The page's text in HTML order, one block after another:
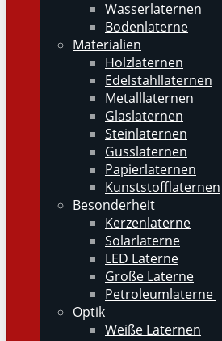
Wasserlaternen
Bodenlaterne
Materialien
Holzlaternen
Edelstahllaternen
Metalllaternen
Glaslaternen
Steinlaternen
Gusslaternen
Papierlaternen
Kunststofflaternen
Besonderheit
Kerzenlaterne
Solarlaterne
LED Laterne
Große Laterne
Petroleumlaterne
Optik
Weiße Laternen